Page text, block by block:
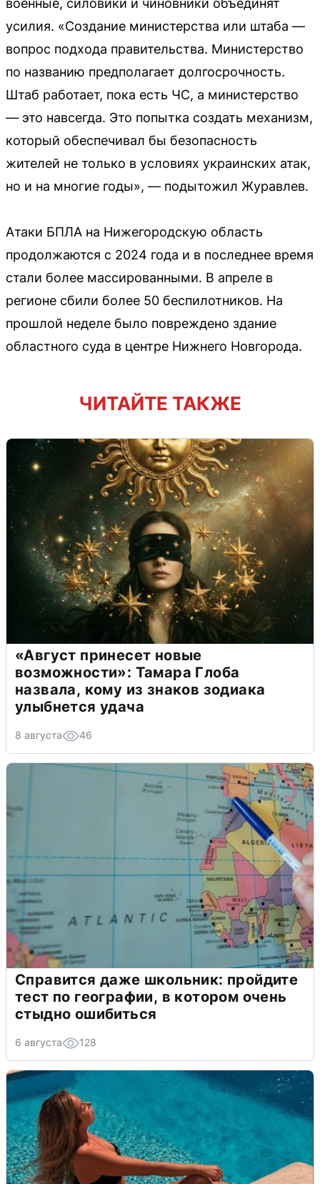
военные, силовики и чиновники объединят
усилия. «Создание министерства или штаба —
вопрос подхода правительства. Министерство
по названию предполагает долгосрочность.
Штаб работает, пока есть ЧС, а министерство
— это навсегда. Это попытка создать механизм,
который обеспечивал бы безопасность
жителей не только в условиях украинских атак,
но и на многие годы», — подытожил Журавлев.
Атаки БПЛА на Нижегородскую область
продолжаются с 2024 года и в последнее время
стали более массированными. В апреле в
регионе сбили более 50 беспилотников. На
прошлой неделе было повреждено здание
областного суда в центре Нижнего Новгорода.
ЧИТАЙТЕ ТАКЖЕ
«Август принесет новые
возможности»: Тамара Глоба
назвала, кому из знаков зодиака
улыбнется удача
8 августа 46
Справится даже школьник: пройдите
тест по географии, в котором очень
стыдно ошибиться
6 августа 128